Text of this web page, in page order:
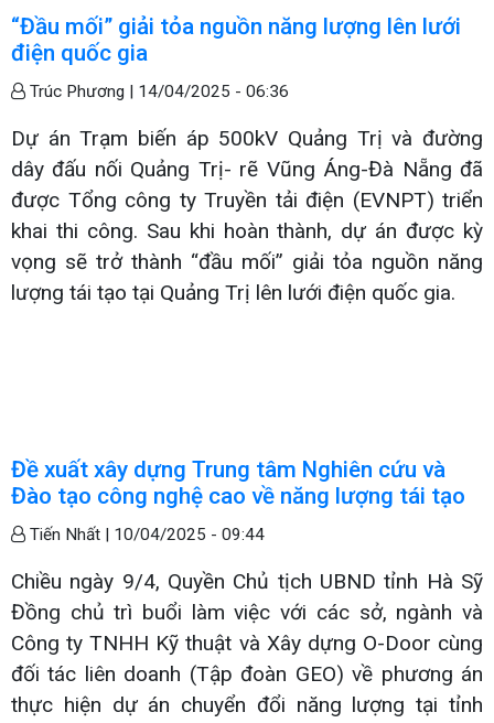
“Đầu mối” giải tỏa nguồn năng lượng lên lưới
điện quốc gia
Trúc Phương | 14/04/2025 - 06:36
Dự án Trạm biến áp 500kV Quảng Trị và đường
dây đấu nối Quảng Trị- rẽ Vũng Áng-Đà Nẵng đã
được Tổng công ty Truyền tải điện (EVNPT) triển
khai thi công. Sau khi hoàn thành, dự án được kỳ
vọng sẽ trở thành “đầu mối” giải tỏa nguồn năng
lượng tái tạo tại Quảng Trị lên lưới điện quốc gia.
Đề xuất xây dựng Trung tâm Nghiên cứu và
Đào tạo công nghệ cao về năng lượng tái tạo
Tiến Nhất | 10/04/2025 - 09:44
Chiều ngày 9/4, Quyền Chủ tịch UBND tỉnh Hà Sỹ
Đồng chủ trì buổi làm việc với các sở, ngành và
Công ty TNHH Kỹ thuật và Xây dựng O-Door cùng
đối tác liên doanh (Tập đoàn GEO) về phương án
thực hiện dự án chuyển đổi năng lượng tại tỉnh